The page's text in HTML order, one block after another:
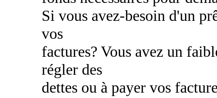
Si vous avez-besoin d'un
vos
factures? Vous avez un
régler des
dettes ou à payer vos